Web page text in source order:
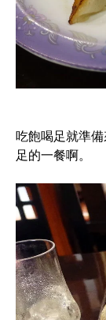
吃飽喝足就準
足的一餐啊。